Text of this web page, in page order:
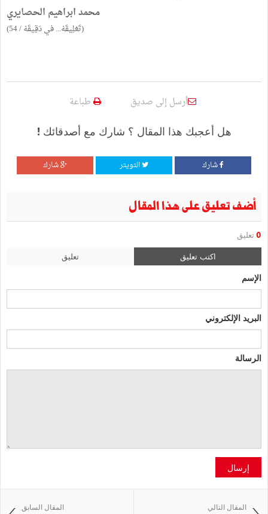
محمد ابراهيم الحصايري
(تَعْلِيقَهْ... في دَقِيقَهْ / 54)
أرسل إلى صديق طباعة
هل أعجبك هذا المقال ؟ شارك مع أصدقائك !
شارك التويتر شارك
أضف تعليق على هذا المقال
0 تعليق
اكتب تعليق تعليق
الإسم
البريد الإلكتروني
الرسالة
إرسال
المقال السابق المقال التالي